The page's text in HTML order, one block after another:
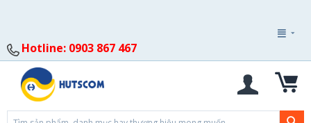
Hotline: 0903 867 467